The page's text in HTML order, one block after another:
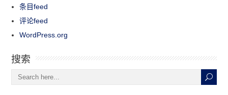
条目feed
评论feed
WordPress.org
搜索